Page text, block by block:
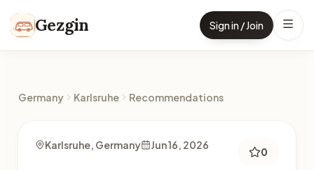
Gezgin Sign in / Join
Germany Karlsruhe Recommendations
Karlsruhe, Germany Jun 16, 2026
0